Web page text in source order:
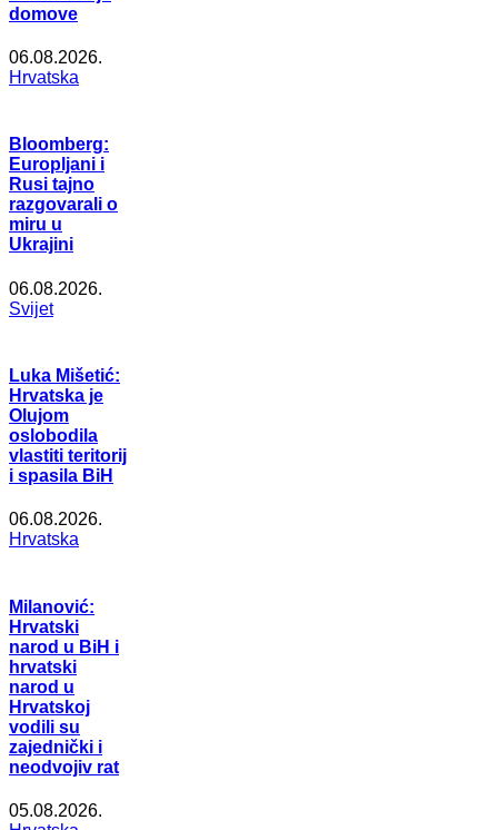
domove
06.08.2026.
Hrvatska
Bloomberg:
Europljani i
Rusi tajno
razgovarali o
miru u
Ukrajini
06.08.2026.
Svijet
Luka Mišetić:
Hrvatska je
Olujom
oslobodila
vlastiti teritorij
i spasila BiH
06.08.2026.
Hrvatska
Milanović:
Hrvatski
narod u BiH i
hrvatski
narod u
Hrvatskoj
vodili su
zajednički i
neodvojiv rat
05.08.2026.